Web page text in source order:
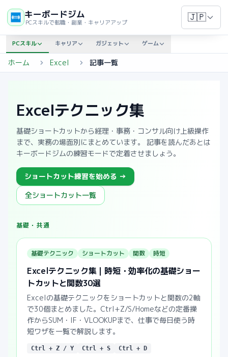
キーボードジム
PCスキルで転職・副業・キャリアアップ 🇯🇵
PCスキル キャリア ガジェット ゲーム
ホーム Excel 記事一覧
Excelテクニック集
基礎ショートカットから経理・事務・コンサル向け上級操作
まで、実務の場面別にまとめています。 記事を読んだあとは
キーボードジムの練習モードで定着させましょう。
ショートカット練習を始める →
全ショートカット一覧
基礎・共通
基礎テクニック ショートカット 関数 時短
Excelテクニック集｜時短・効率化の基礎ショー
トカットと関数30選
Excelの基礎テクニックをショートカットと関数の2軸
で30個まとめました。Ctrl+Z/S/Homeなどの定番操
作からSUM・IF・VLOOKUPまで、仕事で毎日使う時
短ワザを一覧で解説します。
Ctrl + Z / Y Ctrl + S Ctrl + D